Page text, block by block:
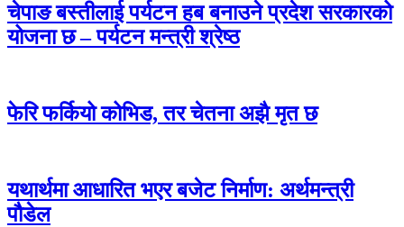
चेपाङ बस्तीलाई पर्यटन हब बनाउने प्रदेश सरकारको
योजना छ – पर्यटन मन्त्री श्रेष्ठ
फेरि फर्कियो कोभिड, तर चेतना अझै मृत छ
यथार्थमा आधारित भएर बजेट निर्माण: अर्थमन्त्री
पौडेल